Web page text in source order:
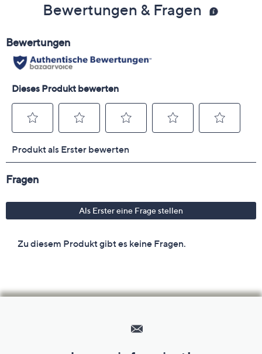
Bewertungen & Fragen